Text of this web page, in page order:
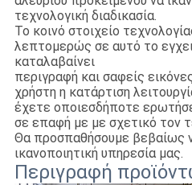
τεχνολογική διαδικασία.
Το κοινό στοιχείο
λεπτομερώς σε αυτό το
καταλαβαίνει
περιγραφή και σαφείς
χρήστη η κατάρτιση
έχετε οποιεσδήποτε
σε επαφή με με σχετικό τον
Θα προσπαθήσουμε βεβαίως
ικανοποιητική υπηρεσία μας.
Περιγραφή